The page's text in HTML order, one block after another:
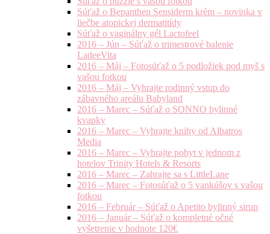
Súťaž o Bepanthen Sensiderm krém – novinka v
liečbe atopickej dermatitídy
Súťaž o vaginálny gél Lactofeel
2016 – Jún – Súťaž o trimestrové balenie
LadeeVita
2016 – Máj – Fotosúťaž o 5 podložiek pod myš s
vašou fotkou
2016 – Máj – Vyhrajte rodinný vstup do
zábavného areálu Babyland
2016 – Marec – Súťaž o SONNO bylinné
kvapky
2016 – Marec – Vyhrajte knihy od Albatros
Media
2016 – Marec – Vyhrajte pobyt v jednom z
hotelov Trinity Hotels & Resorts
2016 – Marec – Zahrajte sa s LittleLane
2016 – Marec – Fotosúťaž o 5 vankúšov s vašou
fotkou
2016 – Február – Súťaž o Apetito bylinný sirup
2016 – Január – Súťaž o kompletné očné
vyšetrenie v hodnote 120€